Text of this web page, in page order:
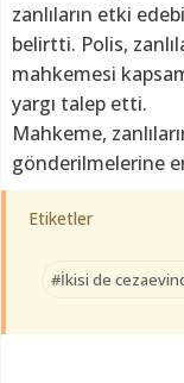
zanlıların etki
belirtti. Polis,
mahkemesi
yargı talep etti.
Mahkeme,
gönderilmelerine
Etiketler
#İkisi de